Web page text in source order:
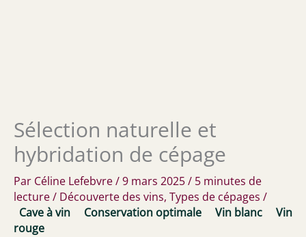
Sélection naturelle et
hybridation de cépage
Par Céline Lefebvre/9 mars 2025/ 5 minutes de
lecture/ Découverte des vins, Types de cépages /
Cave à vin
Conservation optimale Vin blanc
Vin
rouge